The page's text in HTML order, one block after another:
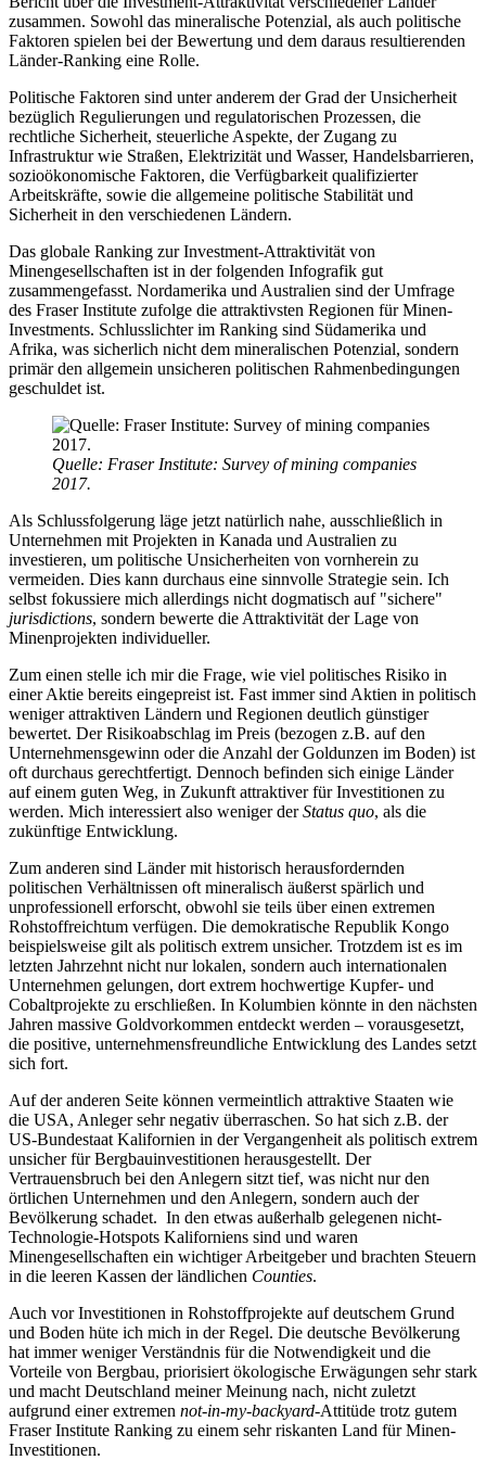
zusammen. Sowohl das mineralische Potenzial, als auch politische
Faktoren spielen bei der Bewertung und dem daraus resultierenden
Länder-Ranking eine Rolle.
Politische Faktoren sind unter anderem der Grad der Unsicherheit
bezüglich Regulierungen und regulatorischen Prozessen, die
rechtliche Sicherheit, steuerliche Aspekte, der Zugang zu
Infrastruktur wie Straßen, Elektrizität und Wasser, Handelsbarrieren,
sozioökonomische Faktoren, die Verfügbarkeit qualifizierter
Arbeitskräfte, sowie die allgemeine politische Stabilität und
Sicherheit in den verschiedenen Ländern.
Das globale Ranking zur Investment-Attraktivität von
Minengesellschaften ist in der folgenden Infografik gut
zusammengefasst. Nordamerika und Australien sind der Umfrage
des Fraser Institute zufolge die attraktivsten Regionen für Minen-
Investments. Schlusslichter im Ranking sind Südamerika und
Afrika, was sicherlich nicht dem mineralischen Potenzial, sondern
primär den allgemein unsicheren politischen Rahmenbedingungen
geschuldet ist.
Quelle: Fraser Institute: Survey of mining companies
2017.
Als Schlussfolgerung läge jetzt natürlich nahe, ausschließlich in
Unternehmen mit Projekten in Kanada und Australien zu
investieren, um politische Unsicherheiten von vornherein zu
vermeiden. Dies kann durchaus eine sinnvolle Strategie sein. Ich
selbst fokussiere mich allerdings nicht dogmatisch auf "sichere"
jurisdictions, sondern bewerte die Attraktivität der Lage von
Minenprojekten individueller.
Zum einen stelle ich mir die Frage, wie viel politisches Risiko in
einer Aktie bereits eingepreist ist. Fast immer sind Aktien in politisch
weniger attraktiven Ländern und Regionen deutlich günstiger
bewertet. Der Risikoabschlag im Preis (bezogen z.B. auf den
Unternehmensgewinn oder die Anzahl der Goldunzen im Boden) ist
oft durchaus gerechtfertigt. Dennoch befinden sich einige Länder
auf einem guten Weg, in Zukunft attraktiver für Investitionen zu
werden. Mich interessiert also weniger derStatus quo, als die
zukünftige Entwicklung.
Zum anderen sind Länder mit historisch herausfordernden
politischen Verhältnissen oft mineralisch äußerst spärlich und
unprofessionell erforscht, obwohl sie teils über einen extremen
Rohstoffreichtum verfügen. Die demokratische Republik Kongo
beispielsweise gilt als politisch extrem unsicher. Trotzdem ist es im
letzten Jahrzehnt nicht nur lokalen, sondern auch internationalen
Unternehmen gelungen, dort extrem hochwertige Kupfer- und
Cobaltprojekte zu erschließen. In Kolumbien könnte in den nächsten
Jahren massive Goldvorkommen entdeckt werden – vorausgesetzt,
die positive, unternehmensfreundliche Entwicklung des Landes setzt
sich fort.
Auf der anderen Seite können vermeintlich attraktive Staaten wie
die USA, Anleger sehr negativ überraschen. So hat sich z.B. der
US-Bundestaat Kalifornien in der Vergangenheit als politisch extrem
unsicher für Bergbauinvestitionen herausgestellt. Der
Vertrauensbruch bei den Anlegern sitzt tief, was nicht nur den
örtlichen Unternehmen und den Anlegern, sondern auch der
Bevölkerung schadet. In den etwas außerhalb gelegenen nicht-
Technologie-Hotspots Kaliforniens sind und waren
Minengesellschaften ein wichtiger Arbeitgeber und brachten Steuern
in die leeren Kassen der ländlichen Counties.
Auch vor Investitionen in Rohstoffprojekte auf deutschem Grund
und Boden hüte ich mich in der Regel. Die deutsche Bevölkerung
hat immer weniger Verständnis für die Notwendigkeit und die
Vorteile von Bergbau, priorisiert ökologische Erwägungen sehr stark
und macht Deutschland meiner Meinung nach, nicht zuletzt
aufgrund einer extremen not-in-my-backyard-Attitüde trotz gutem
Fraser Institute Ranking zu einem sehr riskanten Land für Minen-
Investitionen.